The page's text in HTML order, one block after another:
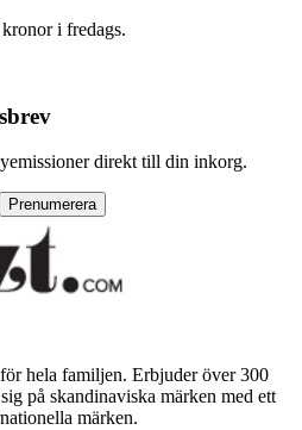
i fredags.
direkt till din inkorg.
Prenumerera
hela familjen. Erbjuder över 300
på skandinaviska märken med ett
märken.